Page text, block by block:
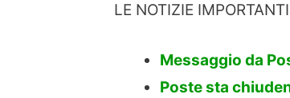
LE NOTIZIE
Messaggio da
Poste sta